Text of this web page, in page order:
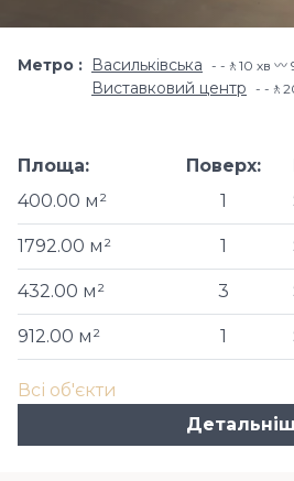
Метро Васильківська -🚶10 хв 〰️
Виставковий центр -
Площа:
400.00 м²
Поверх:
1
1792.00 м² 1
432.00 м² 3
912.00 м² 1
Всі об'єкти